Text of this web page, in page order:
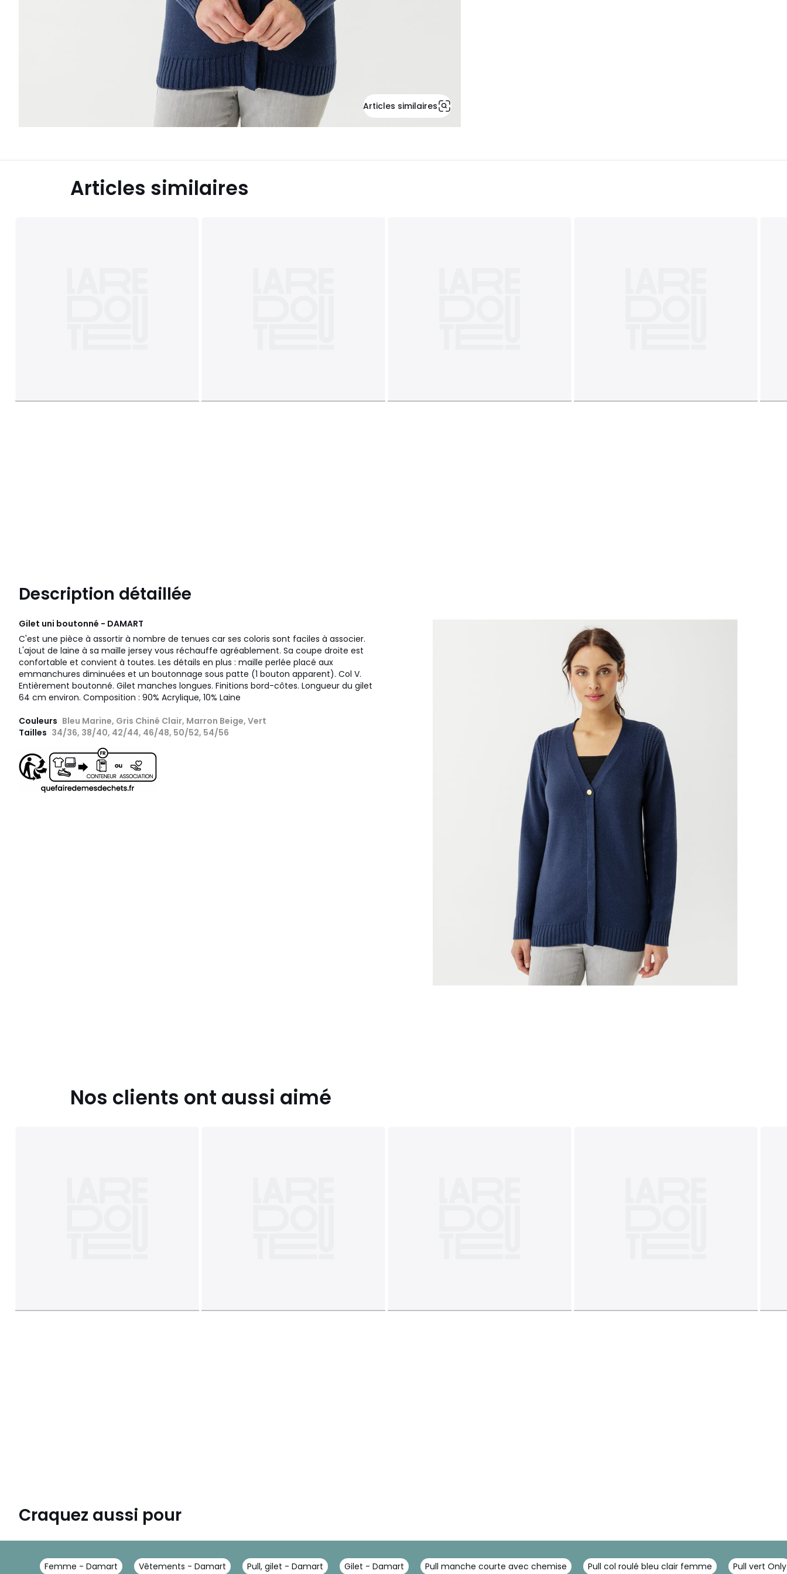
Articles similaires
Articles similaires
Description détaillée
Gilet uni boutonné - DAMART
C'est une pièce à assortir à nombre de tenues car ses coloris sont faciles à associer.
L'ajout de laine à sa maille jersey vous réchauffe agréablement. Sa coupe droite est
confortable et convient à toutes. Les détails en plus : maille perlée placé aux
emmanchures diminuées et un boutonnage sous patte (1 bouton apparent). Col V.
Entièrement boutonné. Gilet manches longues. Finitions bord-côtes. Longueur du gilet
64 cm environ. Composition : 90% Acrylique, 10% Laine
Couleurs Bleu Marine, Gris Chiné Clair, Marron Beige, Vert
Tailles 34/36, 38/40, 42/44, 46/48, 50/52, 54/56
Nos clients ont aussi aimé
Craquez aussi pour
Femme - Damart Vêtements - Damart Pull, gilet - Damart Gilet - Damart Pull manche courte avec chemise Pull col roulé bleu clair femme Pull vert Only